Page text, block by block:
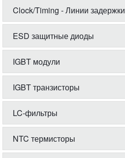
Clock/Timing - Линии задержки
ESD защитные диоды
IGBT модули
IGBT транзисторы
LC-фильтры
NTC термисторы